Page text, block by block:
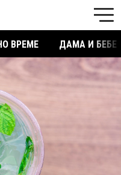
ВРЕМЕ ДАМА И БЕБЕ